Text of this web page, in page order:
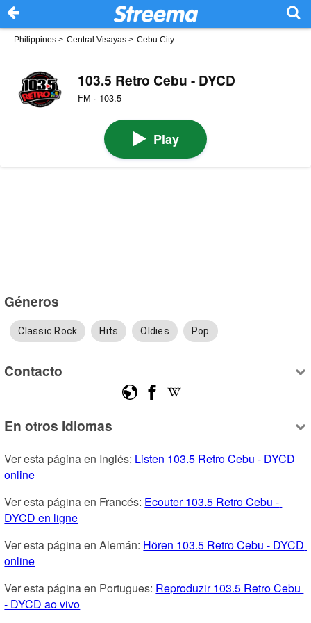
Philippines > Central Visayas > Cebu City
103.5 Retro Cebu - DYCD
FM · 103.5
Play
Géneros
Classic Rock Hits Oldies Pop
Contacto
En otros idiomas
Ver esta página en Inglés: Listen 103.5 Retro Cebu - DYCD
online
Ver esta página en Francés: Ecouter 103.5 Retro Cebu -
DYCD en ligne
Ver esta página en Alemán: Hören 103.5 Retro Cebu - DYCD
online
Ver esta página en Portugues: Reproduzir 103.5 Retro Cebu
- DYCD ao vivo